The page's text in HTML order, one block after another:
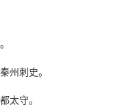
州刺史。
太守。